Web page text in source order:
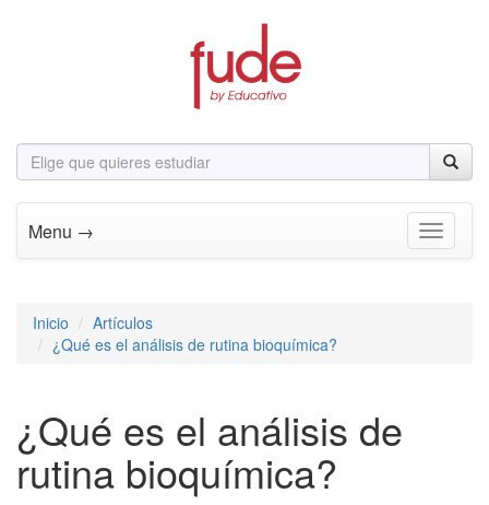
Menu → Toggle
Inicio
Artículos
¿Qué es el análisis de rutina bioquímica?
¿Qué es el análisis de
rutina bioquímica?